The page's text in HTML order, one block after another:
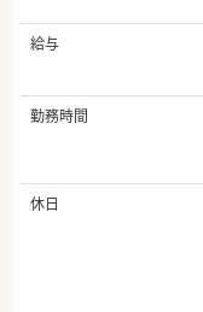
給与
勤務時間
休日